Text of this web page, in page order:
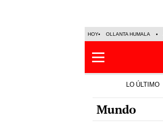
HOY OLLANTA HUMALA
LO ÚLTIMO
Mundo